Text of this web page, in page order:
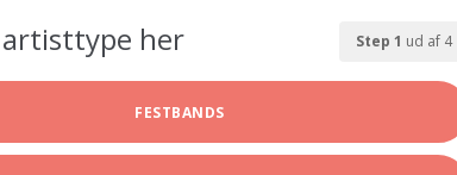
Step 1 ud af 4
her
FESTBANDS